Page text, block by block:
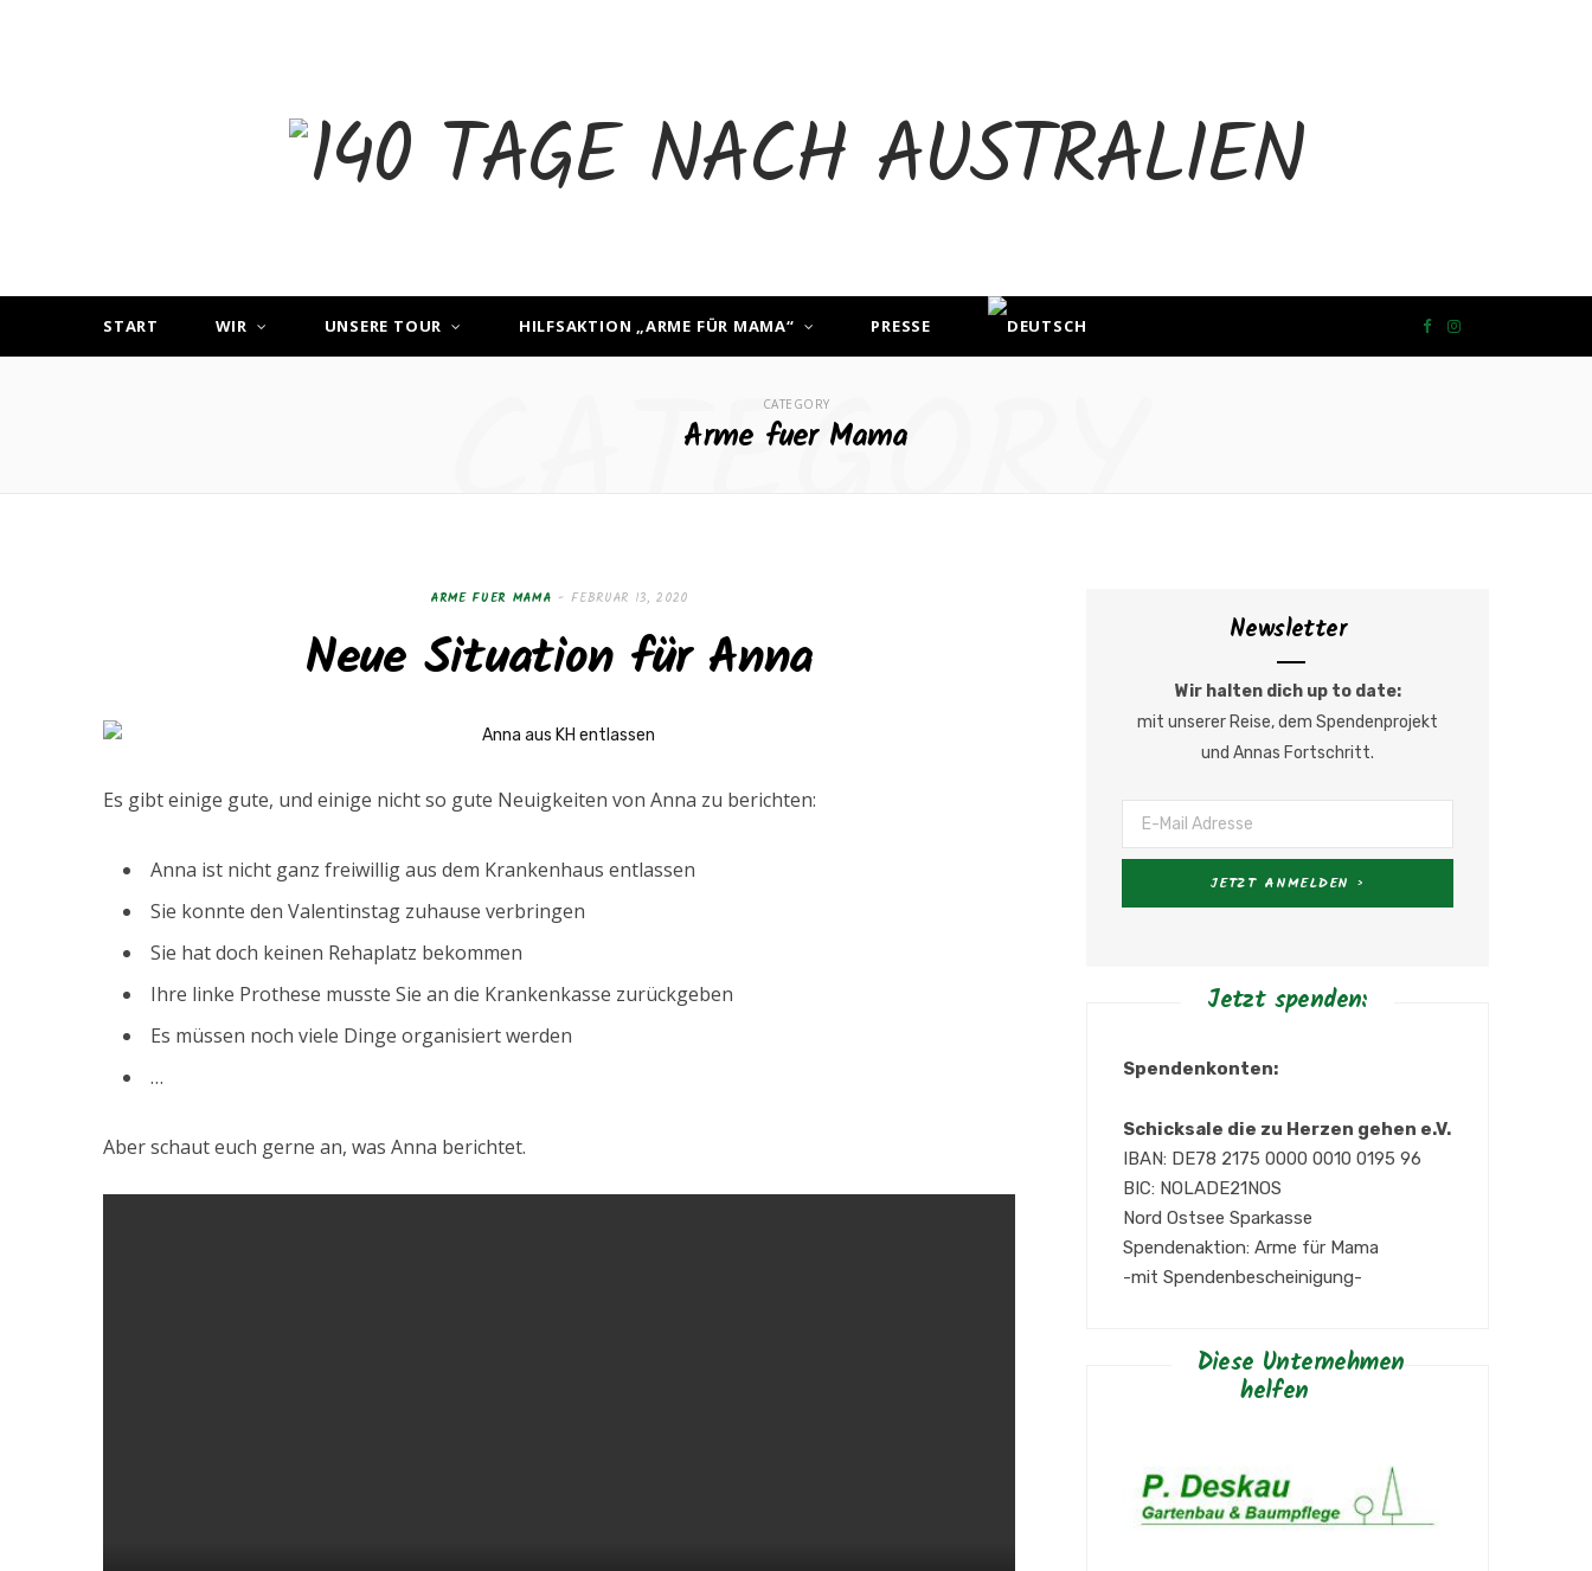
F I
START WIR UNSERE TOUR HILFSAKTION „ARME FÜR MAMA“ PRESSE
CATEGORY
Arme fuer Mama
CATEGORY
ARME FUER MAMA FEBRUAR 13, 2020
Neue Situation für Anna
Es gibt einige gute, und einige nicht so gute Neuigkeiten von Anna zu berichten:
Anna ist nicht ganz freiwillig aus dem Krankenhaus entlassen
Sie konnte den Valentinstag zuhause verbringen
Sie hat doch keinen Rehaplatz bekommen
Ihre linke Prothese musste Sie an die Krankenkasse zurückgeben
Es müssen noch viele Dinge organisiert werden
…
Aber schaut euch gerne an, was Anna berichtet.
Newsletter
Wir halten dich up to date:
mit unserer Reise, dem Spendenprojekt
und Annas Fortschritt.
Jetzt spenden:
Spendenkonten:
Schicksale die zu Herzen gehen e.V.
IBAN: DE78 2175 0000 0010 0195 96
BIC: NOLADE21NOS
Nord Ostsee Sparkasse
Spendenaktion: Arme für Mama
-mit Spendenbescheinigung-
Diese Unternehmen
helfen